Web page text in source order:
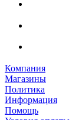
Компания
Магазины
Политика
Информация
Помощь